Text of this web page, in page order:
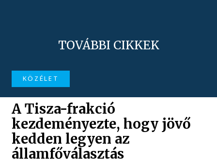
TOVÁBBI CIKKEK
KÖZÉLET
A Tisza-frakció
kezdeményezte, hogy jövő
kedden legyen az
államfőválasztás